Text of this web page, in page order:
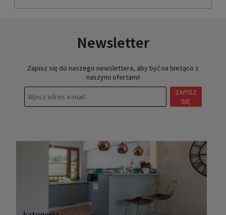
Newsletter
Zapisz się do naszego newslettera, aby być na bieżąco z
naszymi ofertami!
ZAPISZ
SIĘ